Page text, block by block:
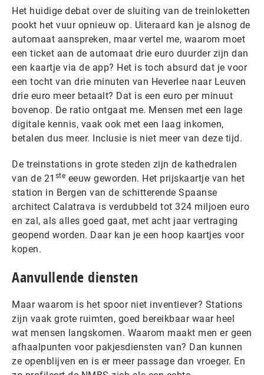
Het huidige debat over de sluiting van de treinloketten
pookt het vuur opnieuw op. Uiteraard kan je alsnog de
automaat aanspreken, maar vertel me, waarom moet
een ticket aan de automaat drie euro duurder zijn dan
een kaartje via de app? Het is toch absurd dat je voor
een tocht van drie minuten van Heverlee naar Leuven
drie euro meer betaalt? Dat is een euro per minuut
bovenop. De ratio ontgaat me. Mensen met een lage
digitale kennis, vaak ook met een laag inkomen,
betalen dus meer. Inclusie is niet meer van deze tijd.
De treinstations in grote steden zijn de kathedralen
van de 21 ste eeuw geworden. Het prijskaartje van het
station in Bergen van de schitterende Spaanse
architect Calatrava is verdubbeld tot 324 miljoen euro
en zal, als alles goed gaat, met acht jaar vertraging
geopend worden. Daar kan je een hoop kaartjes voor
kopen.
Aanvullende diensten
Maar waarom is het spoor niet inventiever? Stations
zijn vaak grote ruimten, goed bereikbaar waar heel
wat mensen langskomen. Waarom maakt men er geen
afhaalpunten voor pakjesdiensten van? Dan kunnen
ze openblijven en is er meer passage dan vroeger. En